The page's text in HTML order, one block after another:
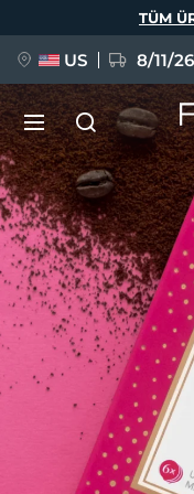
TÜM
US 8/11/26
YENİ
FAQ™ Pure
BREAKING NEWS
issa™ Teeth
Dil Seçimi
English
Français
Polski